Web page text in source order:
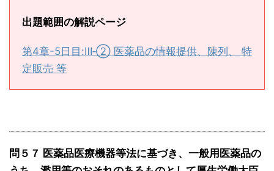
出題範囲の解説ページ
第4章-5日目:Ⅲ‐② 医薬品の情報提供、陳列、 特
定販売 等
問５７ 医薬品医療機器等法に基づき、一般用医薬品の